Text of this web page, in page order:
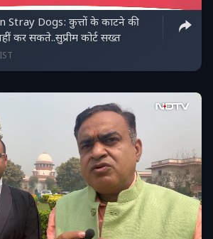
Stray Dogs: कुत्तों के काटने की
कर सकते..सुप्रीम कोर्ट सख्त